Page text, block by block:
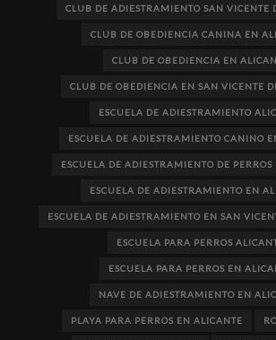
CLUB DE ADIESTRAMIENTO SAN VICENTE
CLUB DE OBEDIENCIA CANINA EN
CLUB DE OBEDIENCIA EN
CLUB DE OBEDIENCIA EN SAN VICENTE
ESCUELA DE ADIESTRAMIENTO
ESCUELA DE ADIESTRAMIENTO CANINO
ESCUELA DE ADIESTRAMIENTO DE
ESCUELA DE ADIESTRAMIENTO EN
ESCUELA DE ADIESTRAMIENTO EN SAN
ESCUELA PARA PERROS
ESCUELA PARA PERROS EN
NAVE DE ADIESTRAMIENTO EN
PLAYA PARA PERROS EN ALICANTE